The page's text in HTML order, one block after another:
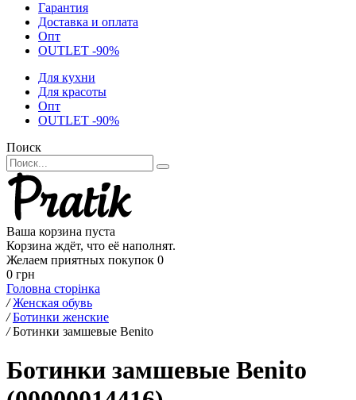
Гарантия
Доставка и оплата
Опт
OUTLET -90%
Для кухни
Для красоты
Опт
OUTLET -90%
Поиск
Ваша корзина пуста
Корзина ждёт, что её наполнят.
Желаем приятных покупок 0
0 грн
Головна сторінка
/ Женская обувь
/ Ботинки женские
/ Ботинки замшевые Benito
Ботинки замшевые Benito